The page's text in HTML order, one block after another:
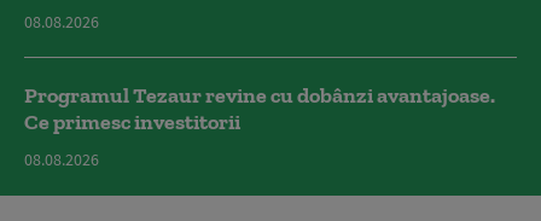
08.08.2026
Programul Tezaur revine cu dobânzi avantajoase.
Ce primesc investitorii
08.08.2026